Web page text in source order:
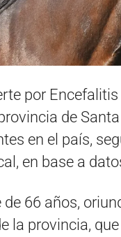
por
de
en el país,
en base a
66 años,
la provincia,